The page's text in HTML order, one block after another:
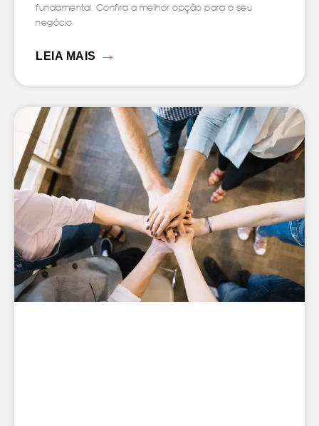
fundamental. Confira a melhor opção para o seu
negócio
LEIA MAIS →